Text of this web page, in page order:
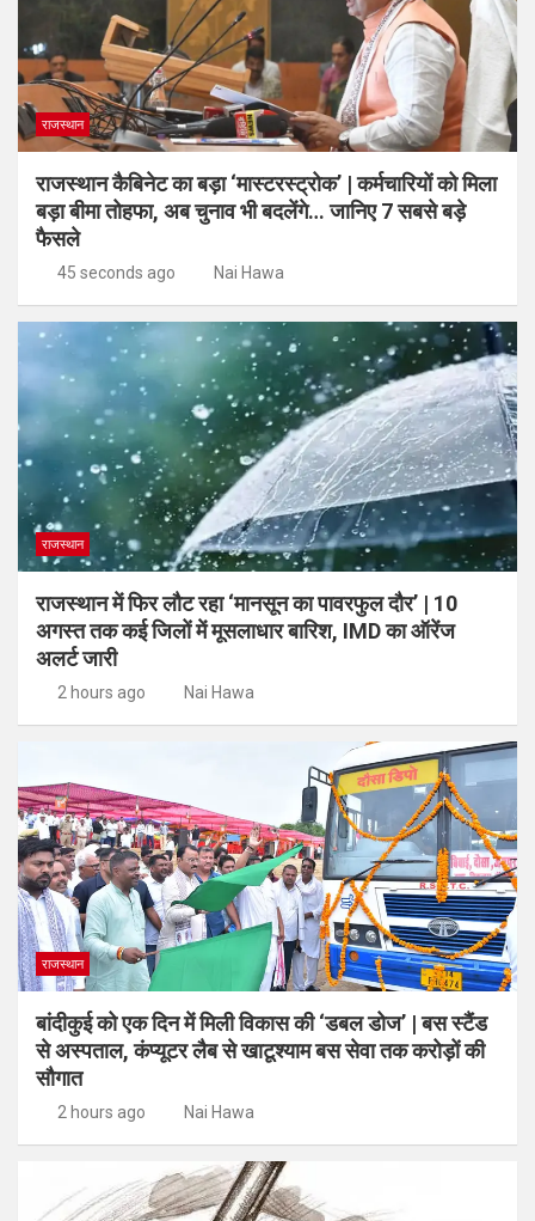
राजस्थान
राजस्थान कैबिनेट का बड़ा ‘मास्टरस्ट्रोक’ | कर्मचारियों को मिला
बड़ा बीमा तोहफा, अब चुनाव भी बदलेंगे… जानिए 7 सबसे बड़े
फैसले
45 seconds ago Nai Hawa
राजस्थान
राजस्थान में फिर लौट रहा ‘मानसून का पावरफुल दौर’ | 10
अगस्त तक कई जिलों में मूसलाधार बारिश, IMD का ऑरेंज
अलर्ट जारी
2 hours ago Nai Hawa
राजस्थान
बांदीकुई को एक दिन में मिली विकास की ‘डबल डोज’ | बस स्टैंड
से अस्पताल, कंप्यूटर लैब से खाटूश्याम बस सेवा तक करोड़ों की
सौगात
2 hours ago Nai Hawa